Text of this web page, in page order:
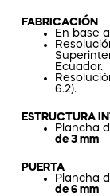
FABRICACIÓN
En base
Ecuador.
6.2).
ESTRUCTURA
Plancha
de 3 mm
PUERTA
Plancha
de 6 mm